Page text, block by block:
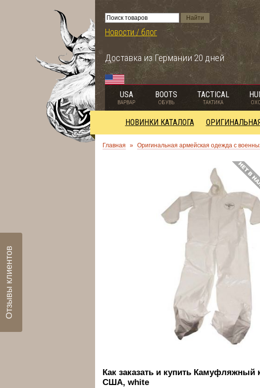
Новости / блог
Доставка из Германии 20 дней
USA
ВАРВАР
BOOTS
ОБУВЬ
TACTICAL
ТАКТИКА
НОВИНКИ КАТАЛОГА
Главная » Оригинальная армейская одежда с
Как заказать и купить Камуфляжный
США, white
Отзывы клиентов